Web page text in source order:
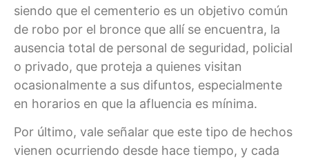
siendo que el cementerio es un objetivo común
de robo por el bronce que allí se encuentra, la
ausencia total de personal de seguridad, policial
o privado, que proteja a quienes visitan
ocasionalmente a sus difuntos, especialmente
en horarios en que la afluencia es mínima.
Por último, vale señalar que este tipo de hechos
vienen ocurriendo desde hace tiempo, y cada